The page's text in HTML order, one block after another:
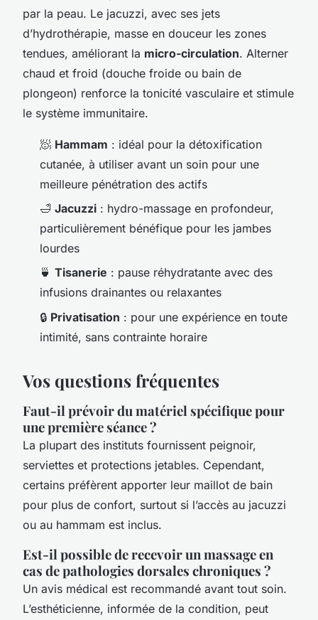
par la peau. Le jacuzzi, avec ses jets
d’hydrothérapie, masse en douceur les zones
tendues, améliorant la micro-circulation. Alterner
chaud et froid (douche froide ou bain de
plongeon) renforce la tonicité vasculaire et stimule
le système immunitaire.
🧖 Hammam : idéal pour la détoxification
cutanée, à utiliser avant un soin pour une
meilleure pénétration des actifs
🛁 Jacuzzi : hydro-massage en profondeur,
particulièrement bénéfique pour les jambes
lourdes
🍵 Tisanerie : pause réhydratante avec des
infusions drainantes ou relaxantes
🔒 Privatisation : pour une expérience en toute
intimité, sans contrainte horaire
Vos questions fréquentes
Faut-il prévoir du matériel spécifique pour
une première séance ?
La plupart des instituts fournissent peignoir,
serviettes et protections jetables. Cependant,
certains préfèrent apporter leur maillot de bain
pour plus de confort, surtout si l’accès au jacuzzi
ou au hammam est inclus.
Est-il possible de recevoir un massage en
cas de pathologies dorsales chroniques ?
Un avis médical est recommandé avant tout soin.
L’esthéticienne, informée de la condition, peut